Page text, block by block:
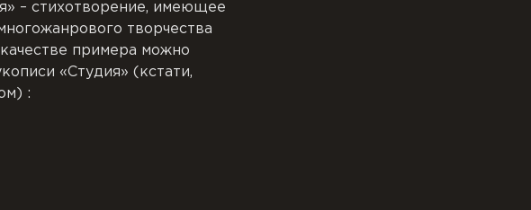
– стихотворение, имеющее
творчества
примера можно
«Студия» (кстати,
: